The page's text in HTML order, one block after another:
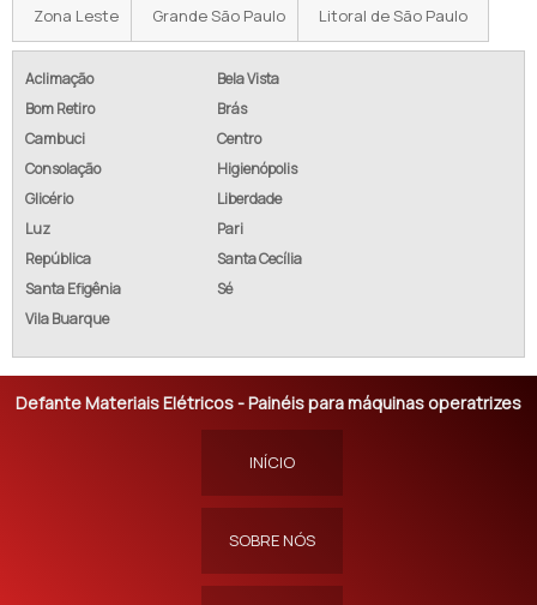
Zona Leste Grande São Paulo Litoral de São Paulo
Aclimação
Bela Vista
Bom Retiro
Brás
Cambuci
Centro
Consolação
Higienópolis
Glicério
Liberdade
Luz
Pari
República
Santa Cecília
Santa Efigênia
Sé
Vila Buarque
Defante Materiais Elétricos - Painéis para máquinas operatrizes
INÍCIO
SOBRE NÓS